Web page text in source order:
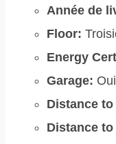
Année de
Floor:
Energy
Garage: Oui
Distance to
Distance